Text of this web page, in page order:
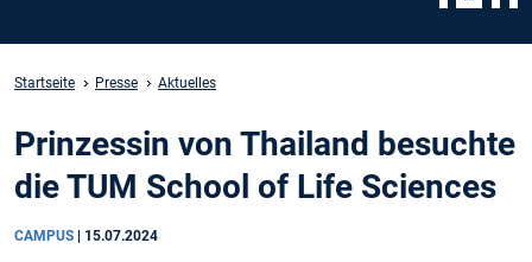
Startseite Presse Aktuelles
Prinzessin von Thailand besuchte
die TUM School of Life Sciences
CAMPUS 15.07.2024